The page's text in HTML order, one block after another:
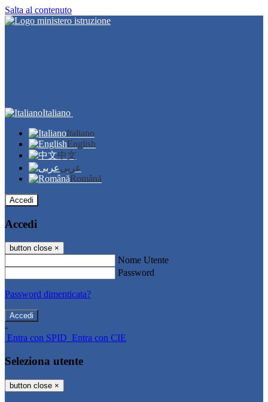
Salta al contenuto
Italiano
Italiano
English
中文
عربى
Română
Accedi
Accedi
button close ×
Nome Utente
Password
Password dimenticata?
-
Entra con SPID Entra con CIE
Seleziona utente
button close ×